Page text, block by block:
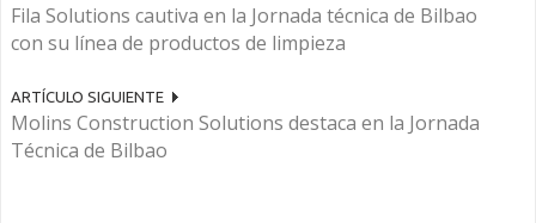
Fila Solutions cautiva en la Jornada técnica de Bilbao
con su línea de productos de limpieza
ARTÍCULO SIGUIENTE
Molins Construction Solutions destaca en la Jornada
Técnica de Bilbao